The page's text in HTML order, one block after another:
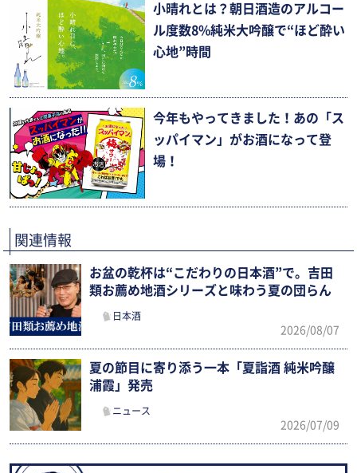
小晴れとは？朝日酒造のアルコー
ル度数8%純米大吟醸で“ほど酔い
心地”時間
今年もやってきました！あの「ス
ッパイマン」がお酒になって登
場！
関連情報
お盆の乾杯は“こだわりの日本酒”で。吉田
類お薦め地酒シリーズと味わう夏の団らん
日本酒
2026/08/07
夏の節目に寄り添う一本「夏詣酒 純米吟醸
浦霞」発売
ニュース
2026/07/09